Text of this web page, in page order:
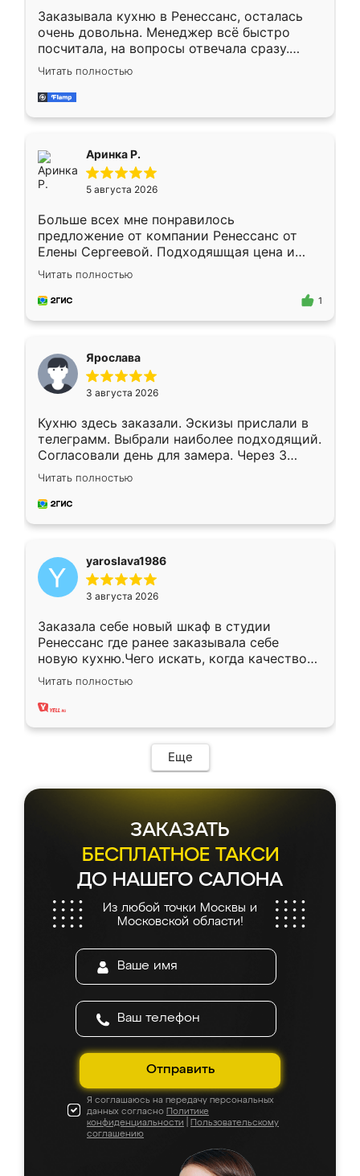
Заказывала кухню в Ренессанс, осталась
очень довольна. Менеджер всё быстро
посчитала, на вопросы отвечала сразу.
Замерщик приехал в субботу, подошёл к
делу со всей ответственностью. Собрали
за день, ребята работали аккуратно, даже
Читать полностью
Аринка Р.
5 августа 2026
Больше всех мне понравилось
предложение от компании Ренессанс от
Елены Сергеевой. Подходяшщая цена и
короткие сроки изготовления. Приехавший
для замера сотрудник Владислав
предложил по моему эскизу самый
Читать полностью
1
Ярослава
3 августа 2026
Кухню здесь заказали. Эскизы прислали в
телеграмм. Выбрали наиболее подходящий.
Согласовали день для замера. Через 3
недели кухня была уже готова. Остались
довольны работой. Спасибо Ренессанс
мебель за качественную работу!
Читать полностью
yaroslava1986
3 августа 2026
Заказала себе новый шкаф в студии
Ренессанс где ранее заказывала себе
новую кухню.Чего искать, когда качеством
вполне довольна. Служит кухня уже почти
два года, нареканий нет.
Читать полностью
Еще
ЗАКАЗАТЬ
БЕСПЛАТНОЕ ТАКСИ
ДО НАШЕГО САЛОНА
Из любой точки Москвы и
Московской области!
Отправить
Я соглашаюсь на передачу персональных
данных согласно Политике
конфиденциальности
Пользовательскому
соглашению